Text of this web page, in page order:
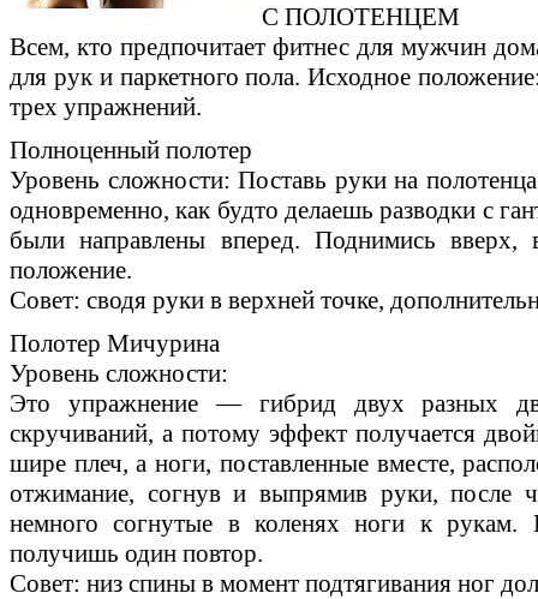
С ПОЛОТЕНЦЕМ
Всем, кто предпочитает фитнес для мужчин
для рук и паркетного пола. Исходное
трех упражнений.
Полноценный полотер
Уровень сложности: Поставь руки на
одновременно, как будто делаешь разводки с
были направлены вперед. Поднимись вверх,
положение.
Совет: сводя руки в верхней точке,
Полотер Мичурина
Уровень сложности:
Это упражнение — гибрид двух разных
скручиваний, а потому эффект получается
шире плеч, а ноги, поставленные вместе,
отжимание, согнув и выпрямив руки, после
немного согнутые в коленях ноги к рукам.
получишь один повтор.
Совет: низ спины в момент подтягивания ног